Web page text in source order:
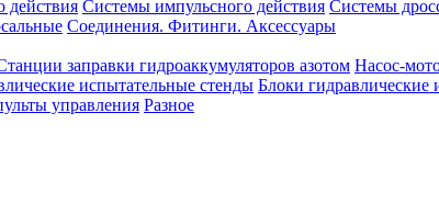
действия Системы импульсного действия Системы
Соединения. Фитинги. Аксессуары
заправки гидроаккумуляторов азотом Насос-
испытательные стенды Блоки гидравлические
управления Разное